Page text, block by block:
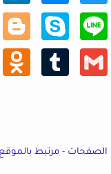
Line
Skype
Blogg
er
Gmail
Tumb
Odno
klass
niki
الصفحات-مرتبط بالموقع